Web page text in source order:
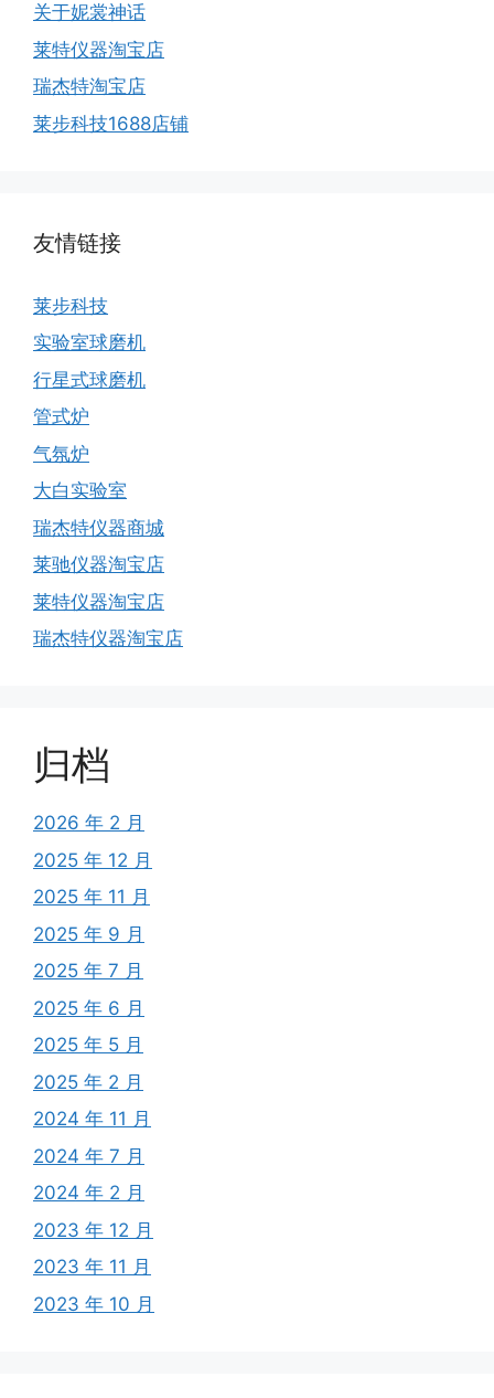
关于妮裳神话
莱特仪器淘宝店
瑞杰特淘宝店
莱步科技1688店铺
友情链接
莱步科技
实验室球磨机
行星式球磨机
管式炉
气氛炉
大白实验室
瑞杰特仪器商城
莱驰仪器淘宝店
莱特仪器淘宝店
瑞杰特仪器淘宝店
归档
2026 年 2 月
2025 年 12 月
2025 年 11 月
2025 年 9 月
2025 年 7 月
2025 年 6 月
2025 年 5 月
2025 年 2 月
2024 年 11 月
2024 年 7 月
2024 年 2 月
2023 年 12 月
2023 年 11 月
2023 年 10 月